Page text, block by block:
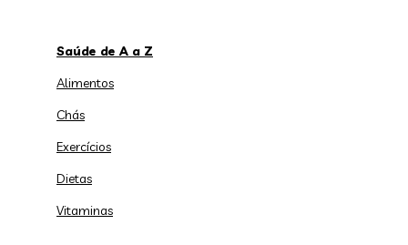
Saúde de A a Z
Alimentos
Chás
Exercícios
Dietas
Vitaminas